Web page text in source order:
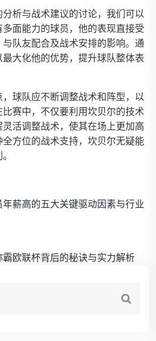
析与战术建议的讨论，我们可以
面能力的球员，他的表现直接受
队友配合及战术安排的影响。通
大化他的优势，提升球队整体表
球队应不断调整战术和阵型，以
赛中，不仅要利用坎贝尔的技术
活调整战术，使其在场上更加高
方位的战术支持，坎贝尔无疑能
薪高的五大关键驱动因素与行业
欧联杯背后的秘诀与实力解析